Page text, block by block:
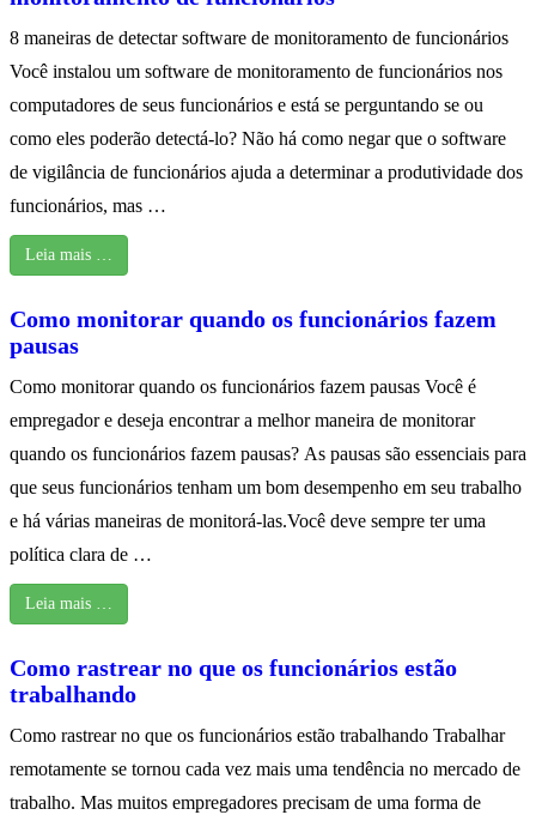
8 maneiras de detectar software de monitoramento de funcionários
Você instalou um software de monitoramento de funcionários nos
computadores de seus funcionários e está se perguntando se ou
como eles poderão detectá-lo? Não há como negar que o software
de vigilância de funcionários ajuda a determinar a produtividade dos
funcionários, mas …
Leia mais …
Como monitorar quando os funcionários fazem
pausas
Como monitorar quando os funcionários fazem pausas Você é
empregador e deseja encontrar a melhor maneira de monitorar
quando os funcionários fazem pausas? As pausas são essenciais para
que seus funcionários tenham um bom desempenho em seu trabalho
e há várias maneiras de monitorá-las.Você deve sempre ter uma
política clara de …
Leia mais …
Como rastrear no que os funcionários estão
trabalhando
Como rastrear no que os funcionários estão trabalhando Trabalhar
remotamente se tornou cada vez mais uma tendência no mercado de
trabalho. Mas muitos empregadores precisam de uma forma de